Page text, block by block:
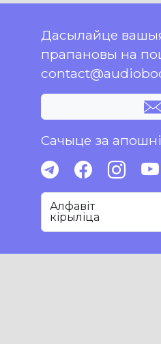
Дасылайце
прапановы на
Сачыце за
Алфавіт